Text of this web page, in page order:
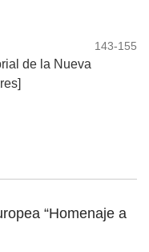
143-155
de la Nueva
“Homenaje a